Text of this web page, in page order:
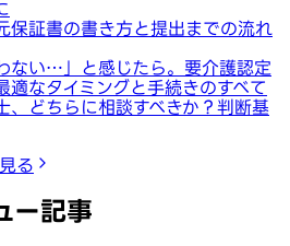
保証書の書き方と提出までの流れ
ない…」と感じたら。要介護認定
適なタイミングと手続きのすべて
、どちらに相談すべきか？判断基
る
ー記事